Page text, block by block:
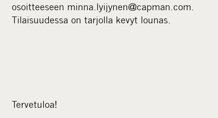
osoitteeseen minna.lyijynen@capman.com.
Tilaisuudessa on tarjolla kevyt lounas.
Tervetuloa!